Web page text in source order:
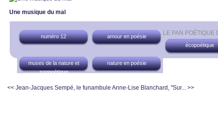
Une musique du mal
LE PAN POÉTIQUE
numéro 12
amour en poésie
écopoétique
muses de la nature et
zoopoétique
nature en poésie
<< Jean-Jacques Sempé, le funambule Anne-Lise Blanchard, "Sur... >>